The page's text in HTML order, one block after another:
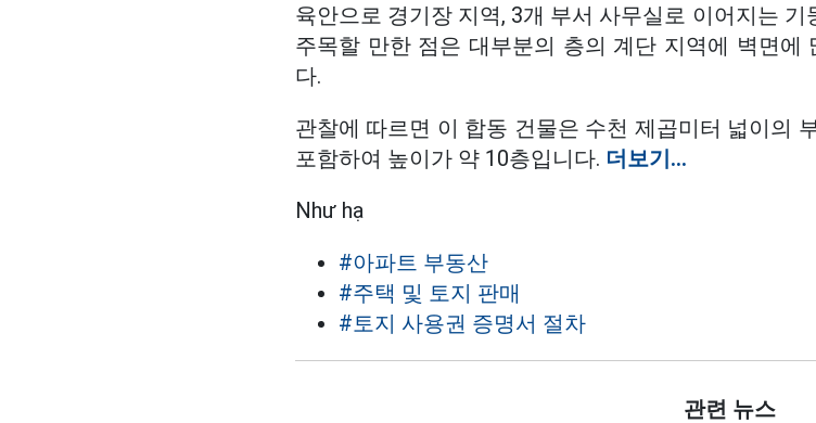
육안으로 경기장 지역, 3개 부서 사무실로 이어지는
주목할 만한 점은 대부분의 층의 계단 지역에 벽면에
다.
관찰에 따르면 이 합동 건물은 수천 제곱미터 넓이의
포함하여 높이가 약 10층입니다. 더보기...
Như hạ
#아파트 부동산
#주택 및 토지 판매
#토지 사용권 증명서 절차
관련 뉴스